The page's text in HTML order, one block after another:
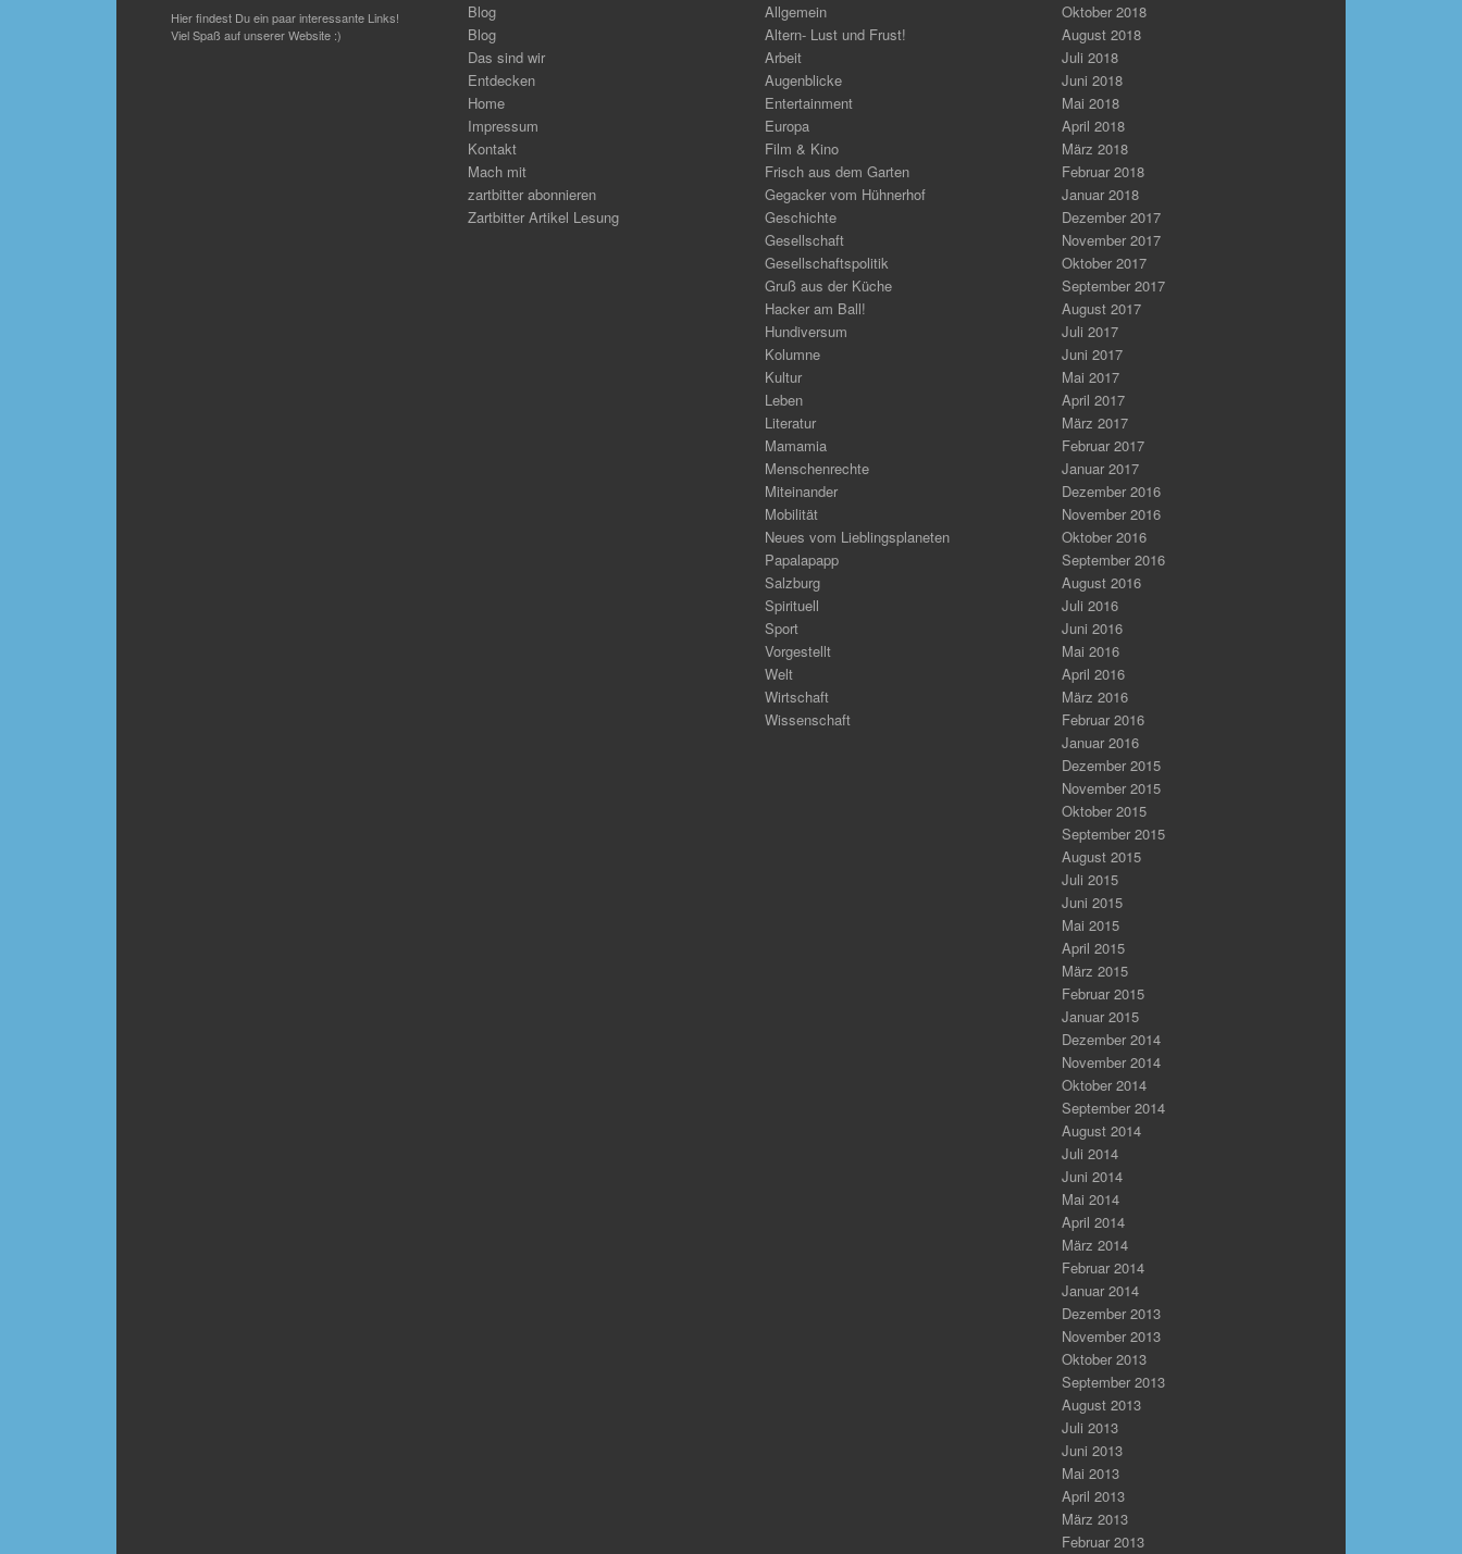
Hier findest Du ein paar interessante Links!
Viel Spaß auf unserer Website :)
Blog
Blog
Das sind wir
Entdecken
Home
Impressum
Kontakt
Mach mit
zartbitter abonnieren
Zartbitter Artikel Lesung
Allgemein
Altern- Lust und Frust!
Arbeit
Augenblicke
Entertainment
Europa
Film & Kino
Frisch aus dem Garten
Gegacker vom Hühnerhof
Geschichte
Gesellschaft
Gesellschaftspolitik
Gruß aus der Küche
Hacker am Ball!
Hundiversum
Kolumne
Kultur
Leben
Literatur
Mamamia
Menschenrechte
Miteinander
Mobilität
Neues vom Lieblingsplaneten
Papalapapp
Salzburg
Spirituell
Sport
Vorgestellt
Welt
Wirtschaft
Wissenschaft
Oktober 2018
August 2018
Juli 2018
Juni 2018
Mai 2018
April 2018
März 2018
Februar 2018
Januar 2018
Dezember 2017
November 2017
Oktober 2017
September 2017
August 2017
Juli 2017
Juni 2017
Mai 2017
April 2017
März 2017
Februar 2017
Januar 2017
Dezember 2016
November 2016
Oktober 2016
September 2016
August 2016
Juli 2016
Juni 2016
Mai 2016
April 2016
März 2016
Februar 2016
Januar 2016
Dezember 2015
November 2015
Oktober 2015
September 2015
August 2015
Juli 2015
Juni 2015
Mai 2015
April 2015
März 2015
Februar 2015
Januar 2015
Dezember 2014
November 2014
Oktober 2014
September 2014
August 2014
Juli 2014
Juni 2014
Mai 2014
April 2014
März 2014
Februar 2014
Januar 2014
Dezember 2013
November 2013
Oktober 2013
September 2013
August 2013
Juli 2013
Juni 2013
Mai 2013
April 2013
März 2013
Februar 2013